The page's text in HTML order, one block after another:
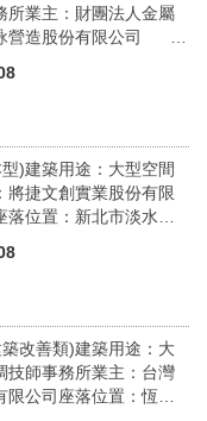
所業主：財團法人金屬
詠營造股份有限公司
3,298.00平方公尺建蔽
)建築用途：大型空間
將捷文創實業股份有限
位置：新北市淡水區
構造樓層數：地上6
140.05%設計期間：
改善類)建築用途：大
技師事務所業主：台灣
公司座落位置：恆春